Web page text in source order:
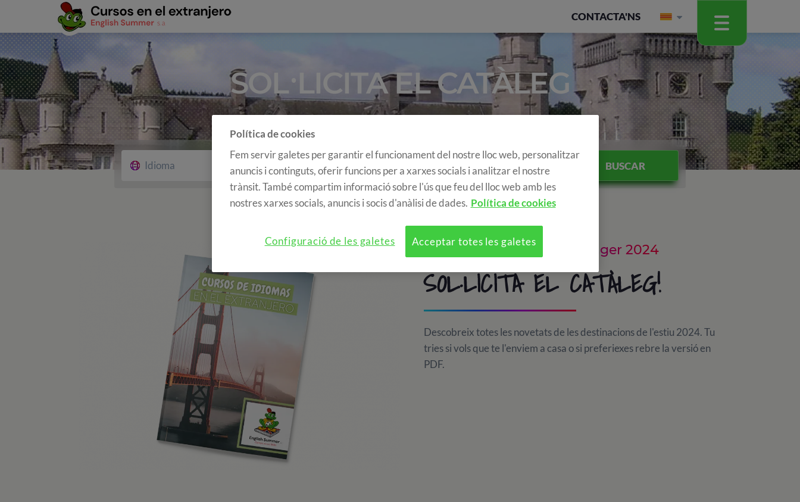
CONTACTA'NS
SOL·LICITA EL CATÀLEG
Idioma Tipus de curs Tipus d'allotjament País BUSCAR
>Catàleg
Cursos d'idiomes a l'estranger 2024
SOL·LICITA EL CATÀLEG!
Descobreix totes les novetats de les destinacions de l'estiu 2024. Tu
tries si vols que te l'enviem a casa o si preferiexes rebre la versió en
PDF.
Política de cookies
Fem servir galetes per garantir el funcionament del nostre lloc web, personalitzar
anuncis i continguts, oferir funcions per a xarxes socials i analitzar el nostre
trànsit. També compartim informació sobre l'ús que feu del lloc web amb les
nostres xarxes socials, anuncis i socis d'anàlisi de dades. Política de cookies
Acceptar totes les galetes
Configuració de les galetes